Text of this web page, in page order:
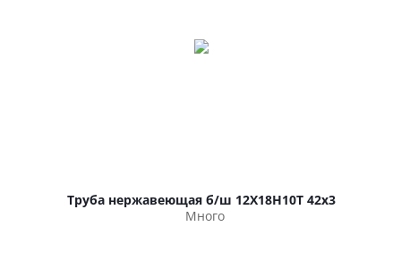
Труба нержавеющая б/ш 12Х18Н10Т 42х3
Много